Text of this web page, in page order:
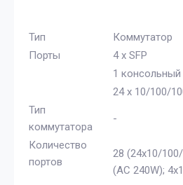
Тип
Коммутатор
Порты
4 x SFP
1 консольный
24 x 10/100/
Тип
коммутатора
-
Количество
портов
28 (24x10/
(AC 240W);